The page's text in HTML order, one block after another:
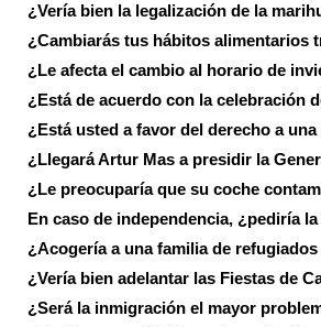
¿Vería bien la legalización de la
¿Cambiarás tus hábitos alimentarios
¿Le afecta el cambio al horario de
¿Está de acuerdo con la celebración
¿Está usted a favor del derecho a
¿Llegará Artur Mas a presidir la
¿Le preocuparía que su coche
En caso de independencia, ¿pediría
¿Acogería a una familia de
¿Vería bien adelantar las Fiestas de
¿Será la inmigración el mayor